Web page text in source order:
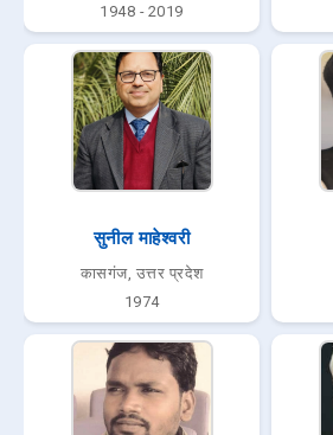
1948 - 2019
सुनील माहेश्वरी
कासगंज, उत्तर प्रदेश
1974